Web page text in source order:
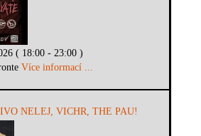
( 18:00 - 23:00 )
Více informací ...
NELEJ, VICHR, THE PAU!